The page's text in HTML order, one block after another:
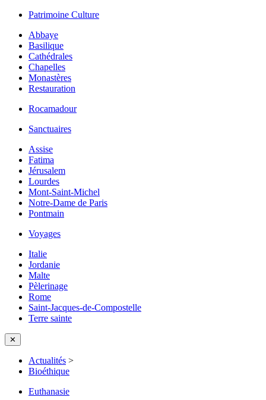
Patrimoine Culture
Abbaye
Basilique
Cathédrales
Chapelles
Monastères
Restauration
Rocamadour
Sanctuaires
Assise
Fatima
Jérusalem
Lourdes
Mont-Saint-Michel
Notre-Dame de Paris
Pontmain
Voyages
Italie
Jordanie
Malte
Pèlerinage
Rome
Saint-Jacques-de-Compostelle
Terre sainte
✕
Actualités >
Bioéthique
Euthanasie